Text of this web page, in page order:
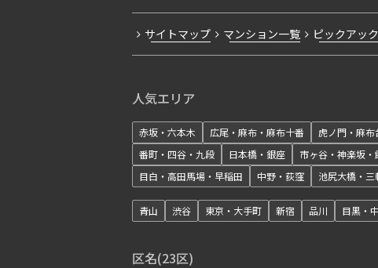
サイトマップ マンション一覧 ピックアッ
人気エリア
赤坂・六本木 広尾・麻布・麻布十番 虎ノ門・麻布
番町・四谷・九段
日本橋・銀座 市ヶ谷・神楽坂・
目白・高田馬場・早稲田
中野・荻窪 池尻大橋・三
青山 渋谷 東京・大手町 新宿 品川 目黒・
区名(23区)